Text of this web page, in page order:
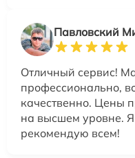
Павловский
Отличный сервис!
профессионально,
качественно. Цены
на высшем уровне.
рекомендую всем!